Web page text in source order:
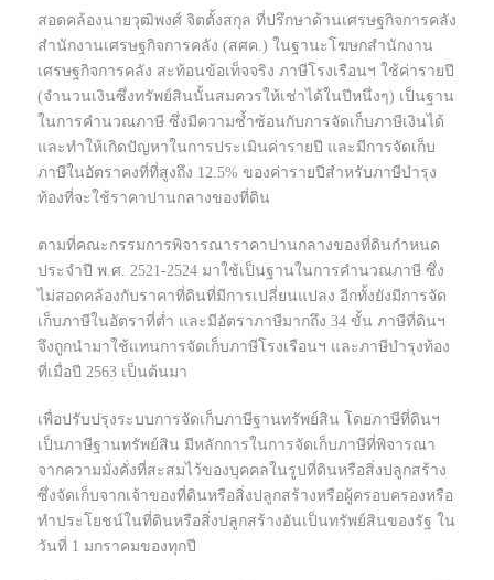
สอดคล้องนายวุฒิพงศ์ จิตตั้งสกุล ที่ปรึกษาด้านเศรษฐกิจการคลัง
สำนักงานเศรษฐกิจการคลัง (สศค.) ในฐานะโฆษกสำนักงาน
เศรษฐกิจการคลัง สะท้อนข้อเท็จจริง ภาษีโรงเรือนฯ ใช้ค่ารายปี
(จำนวนเงินซึ่งทรัพย์สินนั้นสมควรให้เช่าได้ในปีหนึ่งๆ) เป็นฐาน
ในการคำนวณภาษี ซึ่งมีความซ้ำซ้อนกับการจัดเก็บภาษีเงินได้
และทำให้เกิดปัญหาในการประเมินค่ารายปี และมีการจัดเก็บ
ภาษีในอัตราคงที่ที่สูงถึง 12.5% ของค่ารายปีสำหรับภาษีบำรุง
ท้องที่จะใช้ราคาปานกลางของที่ดิน
ตามที่คณะกรรมการพิจารณาราคาปานกลางของที่ดินกำหนด
ประจำปี พ.ศ. 2521-2524 มาใช้เป็นฐานในการคำนวณภาษี ซึ่ง
ไม่สอดคล้องกับราคาที่ดินที่มีการเปลี่ยนแปลง อีกทั้งยังมีการจัด
เก็บภาษีในอัตราที่ต่ำ และมีอัตราภาษีมากถึง 34 ขั้น ภาษีที่ดินฯ
จึงถูกนำมาใช้แทนการจัดเก็บภาษีโรงเรือนฯ และภาษีบำรุงท้อง
ที่เมื่อปี 2563 เป็นต้นมา
เพื่อปรับปรุงระบบการจัดเก็บภาษีฐานทรัพย์สิน โดยภาษีที่ดินฯ
เป็นภาษีฐานทรัพย์สิน มีหลักการในการจัดเก็บภาษีที่พิจารณา
จากความมั่งคั่งที่สะสมไว้ของบุคคลในรูปที่ดินหรือสิ่งปลูกสร้าง
ซึ่งจัดเก็บจากเจ้าของที่ดินหรือสิ่งปลูกสร้างหรือผู้ครอบครองหรือ
ทำประโยชน์ในที่ดินหรือสิ่งปลูกสร้างอันเป็นทรัพย์สินของรัฐ ใน
วันที่ 1 มกราคมของทุกปี